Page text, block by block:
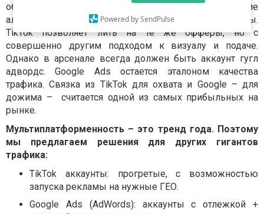
Powered by SendPulse
обновления алгоритмов Цукерберга, наличие
альтернативных площадок спасает ROI всей команды.
TikTok позволяет лить на те же офферы, но с
совершенно другим подходом к визуалу и подаче.
Однако в арсенале всегда должен быть аккаунт гугл
адвордс. Google Ads остается эталоном качества
трафика. Связка из TikTok для охвата и Google – для
дожима – считается одной из самых прибыльных на
рынке.
Мультиплатформенность – это тренд года. Поэтому
мы предлагаем решения для других гигантов
трафика:
TikTok аккаунты: прогретые, с возможностью
запуска рекламы на нужные ГЕО.
Google Ads (AdWords): аккаунты с отлежкой +